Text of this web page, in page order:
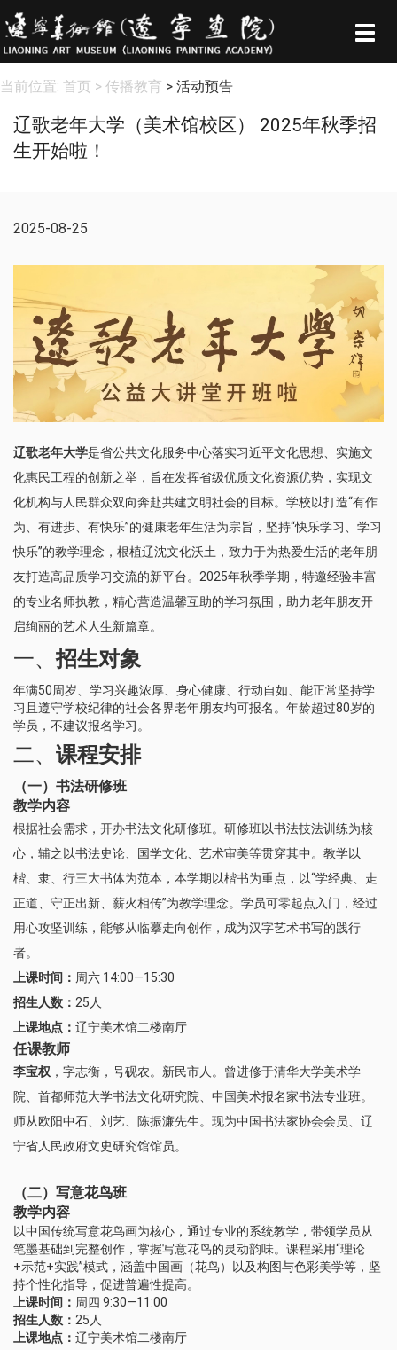
当前位置: 首页 > 传播教育 > 活动预告
辽歌老年大学（美术馆校区） 2025年秋季招
生开始啦！
2025-08-25
辽歌老年大学是省公共文化服务中心落实习近平文化思想、实施文
化惠民工程的创新之举，旨在发挥省级优质文化资源优势，实现文
化机构与人民群众双向奔赴共建文明社会的目标。学校以打造“有作
为、有进步、有快乐”的健康老年生活为宗旨，坚持“快乐学习、学习
快乐”的教学理念，根植辽沈文化沃土，致力于为热爱生活的老年朋
友打造高品质学习交流的新平台。2025年秋季学期，特邀经验丰富
的专业名师执教，精心营造温馨互助的学习氛围，助力老年朋友开
启绚丽的艺术人生新篇章。
一、招生对象
年满50周岁、学习兴趣浓厚、身心健康、行动自如、能正常坚持学
习且遵守学校纪律的社会各界老年朋友均可报名。年龄超过80岁的
学员，不建议报名学习。
二、 课程安排
（一）书法研修班
教学内容
根据社会需求，开办书法文化研修班。研修班以书法技法训练为核
心，辅之以书法史论、国学文化、艺术审美等贯穿其中。教学以
楷、隶、行三大书体为范本，本学期以楷书为重点，以“学经典、走
正道、守正出新、薪火相传”为教学理念。学员可零起点入门，经过
用心攻坚训练，能够从临摹走向创作，成为汉字艺术书写的践行
者。
上课时间： 周六 14:00—15:30
招生人数： 25人
上课地点： 辽宁美术馆二楼南厅
任课教师
李宝权 ，字志衡，号砚农。新民市人。曾进修于清华大学美术学
院、首都师范大学书法文化研究院、中国美术报名家书法专业班。
师从欧阳中石、刘艺、陈振濂先生。现为中国书法家协会会员、辽
宁省人民政府文史研究馆馆员。
（二）写意花鸟班
教学内容
以中国传统写意花鸟画为核心，通过专业的系统教学，带领学员从
笔墨基础到完整创作，掌握写意花鸟的灵动韵味。课程采用“理论
+示范+实践”模式，涵盖中国画（花鸟）以及构图与色彩美学等，坚
持个性化指导，促进普遍性提高。
上课时间： 周四 9:30—11:00
招生人数： 25人
上课地点： 辽宁美术馆二楼南厅